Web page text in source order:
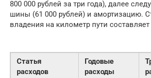
800 000 рублей за три года), далее
шины (61 000 рублей) и амортизацию.
владения на километр пути составляет
Статья
расходов
Годовые
расходы